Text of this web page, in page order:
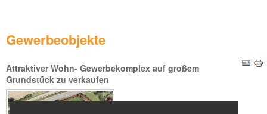
Gewerbeobjekte
Attraktiver Wohn- Gewerbekomplex auf großem
Grundstück zu verkaufen